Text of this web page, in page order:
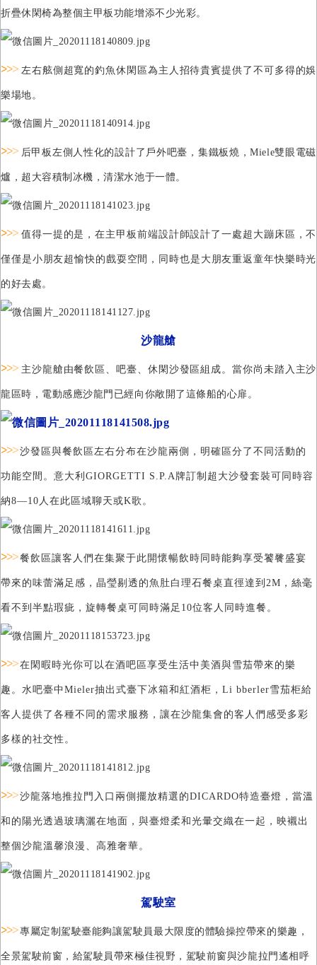
折疊休閑椅為整個主甲板功能增添不少光彩。
>>> 左右舷側超寬的釣魚休閑區為主人招待貴賓提供了不可多得的娛
樂場地。
>>> 后甲板左側人性化的設計了戶外吧臺，集鐵板燒，Miele雙眼電磁
爐，超大容積制冰機，清潔水池于一體。
>>>值得一提的是，在主甲板前端設計師設計了一處超大蹦床區，不
僅僅是小朋友超愉快的戲耍空間，同時也是大朋友重返童年快樂時光
的好去處。
沙龍艙
>>> 主沙龍艙由餐飲區、吧臺、休閑沙發區組成。當你尚未踏入主沙
龍區時，電動感應沙龍門已經向你敞開了這條船的心扉。
>>>沙發區與餐飲區左右分布在沙龍兩側，明確區分了不同活動的
功能空間。意大利GIORGETTI S.P.A牌訂制超大沙發套裝可同時容
納8—10人在此區域聊天或K歌。
>>>餐飲區讓客人們在集聚于此開懷暢飲時同時能夠享受饕餮盛宴
帶來的味蕾滿足感，晶瑩剔透的魚肚白理石餐桌直徑達到2M，絲毫
看不到半點瑕疵，旋轉餐桌可同時滿足10位客人同時進餐。
>>>在閑暇時光你可以在酒吧區享受生活中美酒與雪茄帶來的樂
趣。水吧臺中Mieler抽出式臺下冰箱和紅酒柜，Li bberler雪茄柜給
客人提供了各種不同的需求服務，讓在沙龍集會的客人們感受多彩
多樣的社交性。
>>>沙龍落地推拉門入口兩側擺放精選的DICARDO特造臺燈，當溫
和的陽光透過玻璃灑在地面，與臺燈柔和光暈交織在一起，映襯出
整個沙龍溫馨浪漫、高雅奢華。
駕駛室
>>>專屬定制駕駛臺能夠讓駕駛員最大限度的體驗操控帶來的樂趣，
全景駕駛前窗，給駕駛員帶來極佳視野，駕駛前窗與沙龍拉門遙相呼